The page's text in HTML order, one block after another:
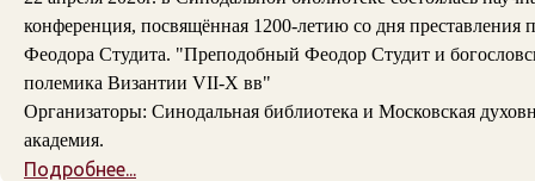
конференция, посвящённая 1200-летию со дня преставления
Феодора Студита. "Преподобный Феодор Студит и
полемика Византии VII-X вв"
Организаторы: Синодальная библиотека и Московская
академия.
Подробнее...